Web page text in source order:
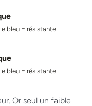
bleu = résistante
bleu = résistante
Or seul un faible